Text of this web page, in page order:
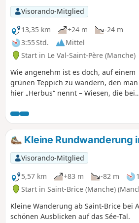
Visorando-Mitglied
13,35 km
+24 m
-24 m
3:55 Std.
Mittel
Start in Le Val-Saint-Père (Manche)
Wie angenehm ist es doch, auf einem
grünen Teppich zu wandern, den man
hier „Herbus“ nennt – Wiesen, die bei
Gras einen salzigen Geschmack
der für die Schafe als wichtige
Nahrungsquelle dient! Außerdem wird
der Blick, nachdem man das
Städtchen Val-Saint-Père durchquert
hat, von der majestätischen
Erscheinung des Mont-Saint-Michel
erfüllt, der sich im Westen zwischen
Pointe du Grouin du Sud auf der
rechten Seite und der Pointe de Roche
Torin auf der linken Seite erhebt.
Kleine Rundwanderung
Visorando-Mitglied
5,57 km
+83 m -82 m
Start in Saint-Brice (Manche)
Kleine Wanderung ab Saint-Brice bei
schönen Ausblicken auf das Sée-Tal.